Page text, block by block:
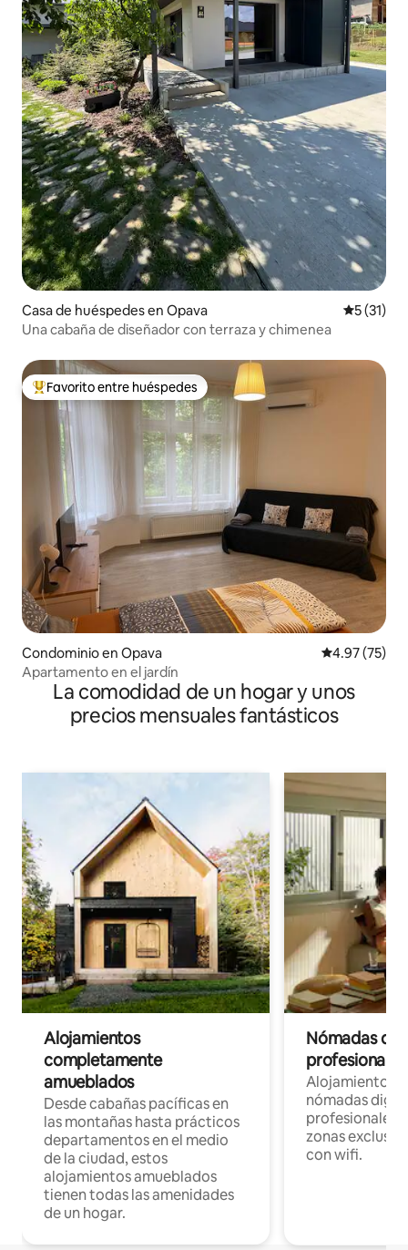
Casa de huéspedes en Opava
5 (31)
Una cabaña de diseñador con terraza y chimenea
De los mejores en Favorito entre huéspedes
Favorito entre huéspedes
Condominio en Opava Calificación
4.97 (75)
Apartamento en el jardín
La comodidad de un hogar y unos
precios mensuales fantásticos
Alojamientos
completamente
amueblados
Desde cabañas pacíficas en
las montañas hasta prácticos
departamentos en el medio
de la ciudad, estos
alojamientos amueblados
tienen todas las amenidades
de un hogar.
Nómadas
Alojamientos
nómadas
profesionales
zonas
con wifi.